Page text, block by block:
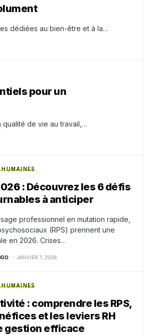
dédiées au bien-être et à la…
pour un
qualité de vie au travail,…
HUMAINES
: Découvrez les 6 défis
à anticiper
professionnel en mutation rapide,
(RPS) prennent une
en 2026. Crises…
JANVIER 7, 2026
HUMAINES
: comprendre les RPS,
et les leviers RH
gestion efficace